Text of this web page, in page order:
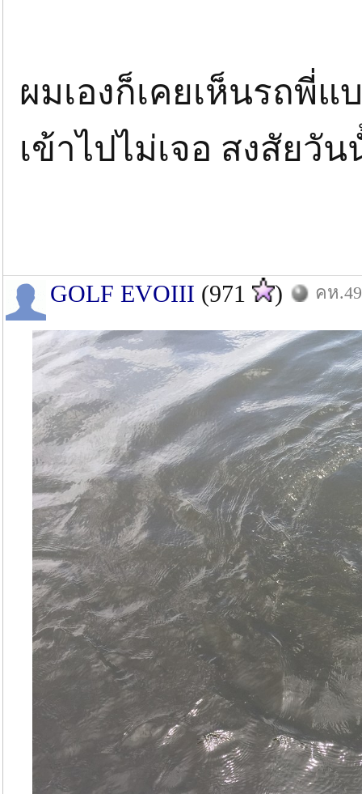
ผมเองก็เคยเห็นรถพี่
เข้าไปไม่เจอ สงสัยวั
GOLF EVOIII (971 ) คห